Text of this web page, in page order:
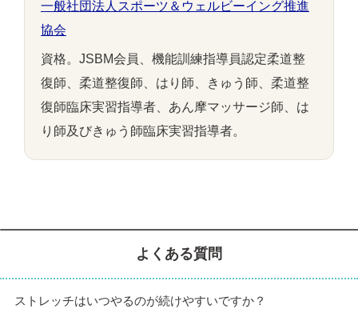
一般社団法人スポーツ＆ウェルビーイング推進
協会
資格。JSBM会員、機能訓練指導員認定柔道整
復師、柔道整復師、はり師、きゅう師、柔道整
復師臨床実習指導者、あん摩マッサージ師、は
り師及びきゅう師臨床実習指導者。
よくある質問
ストレッチはいつやるのが続けやすいですか？